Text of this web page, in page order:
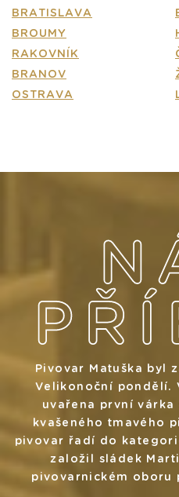
BRATISLAVA
BROUMY
RAKOVNÍK
BRANOV
OSTRAVA
Pivovar Matuška byl
Velikonoční pondělí.
uvařena první várka
kvašeného tmavého
pivovar řadí do
založil sládek
pivovarnickém oboru